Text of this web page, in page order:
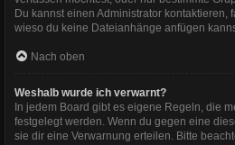
Du kannst einen Administrator kontaktieren,
wieso du keine Dateianhänge anfügen
Nach oben
Weshalb wurde ich verwarnt?
In jedem Board gibt es eigene Regeln, die
festgelegt werden. Wenn du gegen eine
sie dir eine Verwarnung erteilen. Bitte